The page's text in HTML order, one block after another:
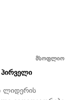
მსოფლიო
პირველი
ლიდერის